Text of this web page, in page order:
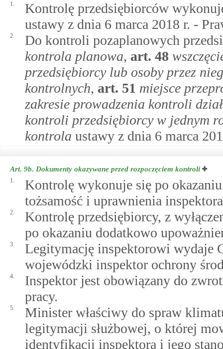
1.
Kontrolę przedsiębiorców
ustawy z dnia 6 marca 2018 r. -
2.
Do kontroli pozaplanowych
kontrola planowa, art. 48
przedsiębiorcy lub osoby przez
kontrolnych, art. 51 miejsce
zakresie prowadzenia kontroli
kontroli przedsiębiorcy w jednym
kontrola ustawy z dnia 6 marca
Art. 9b. Dokumenty okazywane przed rozpoczęciem kontroli
1.
Kontrolę wykonuje się po
tożsamość i uprawnienia
2.
Kontrolę przedsiębiorcy, z
po okazaniu dodatkowo
3.
Legitymację inspektorowi wydaje
wojewódzki inspektor ochrony
4.
Inspektor jest obowiązany do
pracy.
5.
Minister właściwy do spraw
legitymacji służbowej, o której
identyfikacji inspektora i jego